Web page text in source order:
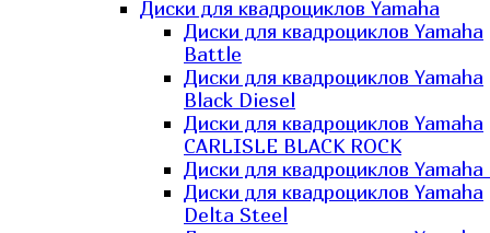
Диски для квадроциклов Yamaha
Диски для квадроциклов Yamaha
Battle
Диски для квадроциклов Yamaha
Black Diesel
Диски для квадроциклов Yamaha
CARLISLE BLACK ROCK
Диски для квадроциклов Yamaha
Диски для квадроциклов Yamaha
Delta Steel